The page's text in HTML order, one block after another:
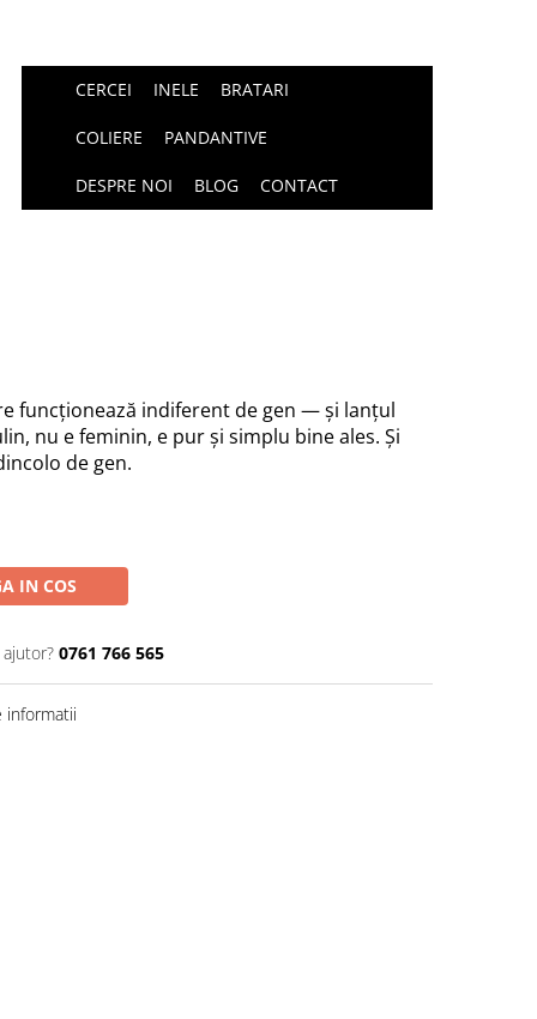
CERCEI INELE BRATARI
COLIERE PANDANTIVE
DESPRE NOI BLOG CONTACT
funcționează indiferent de gen — și lanțul
nu e feminin, e pur și simplu bine ales. Și
de gen.
IN COS
0761 766 565
informatii